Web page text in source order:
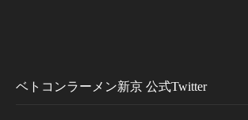
ベトコンラーメン新京 公式Twitter